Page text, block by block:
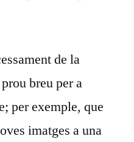
de la
breu per a
per exemple, que
imatges a una